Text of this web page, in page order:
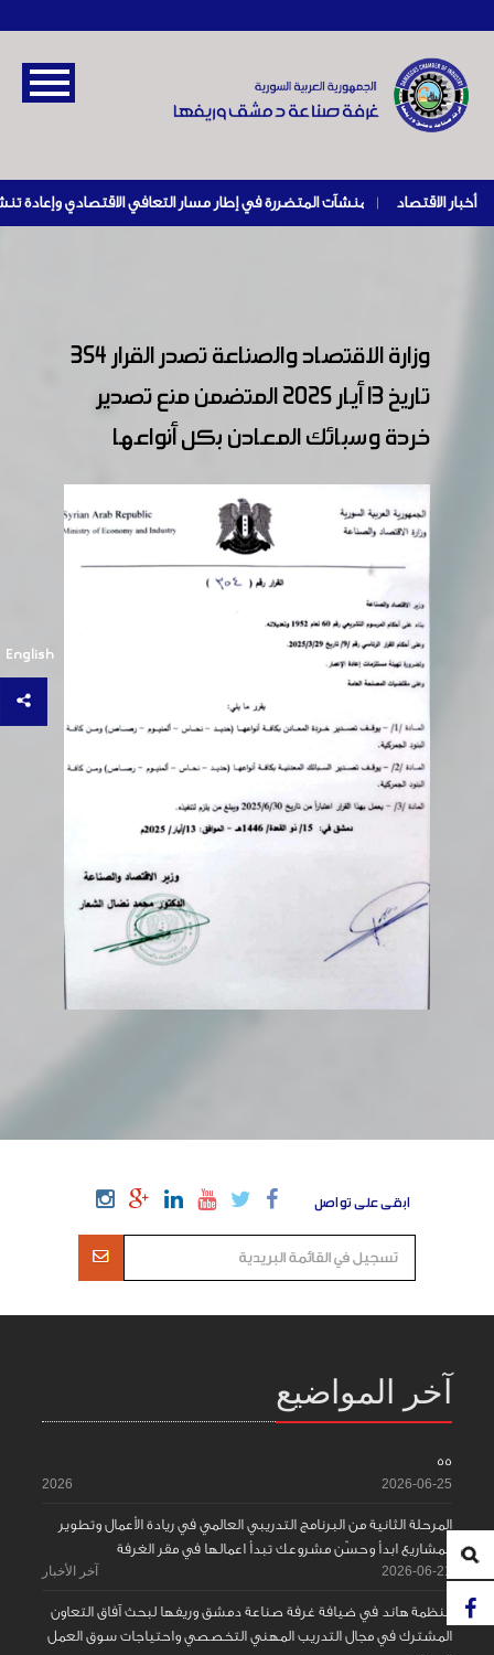
أخبار الاقتصاد |
English
وزارة الاقتصاد والصناعة تصدر القرار 354
تاريخ 13 أيار 2025 المتضمن منع تصدير
خردة وسبائك المعادن بكل أنواعها
ابقى على تواصل
آخر المواضيع
55
2026-06-25
2026
المرحلة الثانية من البرنامج التدريبي العالمي في ريادة الأعمال وتطوير
المشاريع ابدأ وحسّن مشروعك تبدأ اعمالها في مقر الغرفة
2026-06-21 آخر الأخبار
منظمة هاند في ضيافة غرفة صناعة دمشق وريفها لبحث آفاق التعاون
المشترك في مجال التدريب المهني التخصصي واحتياجات سوق العمل